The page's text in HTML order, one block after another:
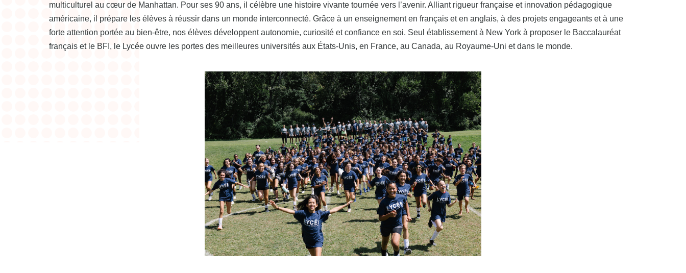
multiculturel au cœur de Manhattan. Pour ses 90 ans, il célèbre une histoire vivante tournée vers l’avenir. Alliant rigueur française et innovation pédagogique
américaine, il prépare les élèves à réussir dans un monde interconnecté. Grâce à un enseignement en français et en anglais, à des projets engageants et à une
forte attention portée au bien-être, nos élèves développent autonomie, curiosité et confiance en soi. Seul établissement à New York à proposer le Baccalauréat
français et le BFI, le Lycée ouvre les portes des meilleures universités aux États-Unis, en France, au Canada, au Royaume-Uni et dans le monde.